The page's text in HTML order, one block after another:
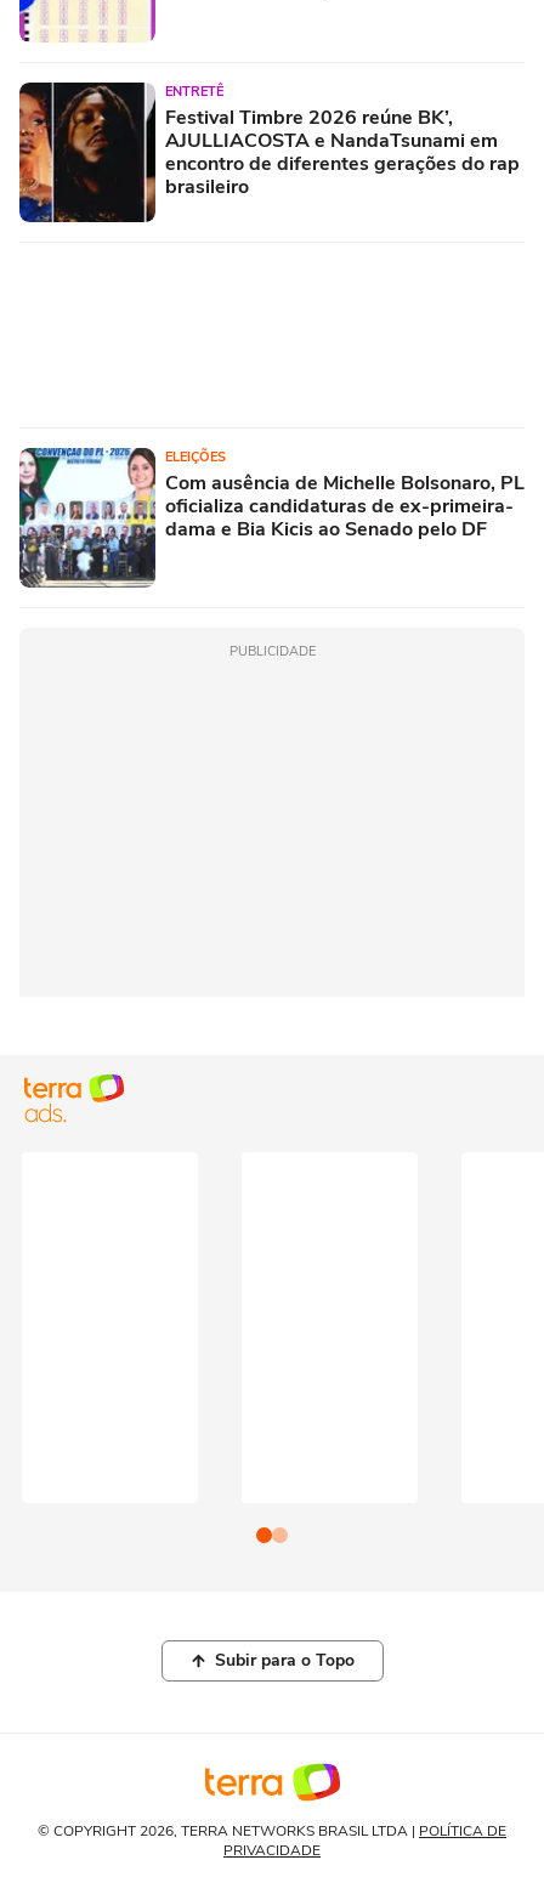
ENTRETÊ
Festival Timbre 2026 reúne BK’,
AJULLIACOSTA e NandaTsunami em
encontro de diferentes gerações do rap
brasileiro
ELEIÇÕES
Com ausência de Michelle Bolsonaro, PL
oficializa candidaturas de ex-primeira-
dama e Bia Kicis ao Senado pelo DF
PUBLICIDADE
Subir para o Topo
© COPYRIGHT 2026, TERRA NETWORKS BRASIL LTDA | POLÍTICA DE
PRIVACIDADE